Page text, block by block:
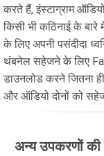
करते हैं, इंस्टाग्राम
किसी भी कठिनाई के बारे
के लिए अपनी पसंदीदा
थंबनेल सहेजने के लिए
डाउनलोड करने जितना
और ऑडियो दोनों को
अन्य उपकरणों